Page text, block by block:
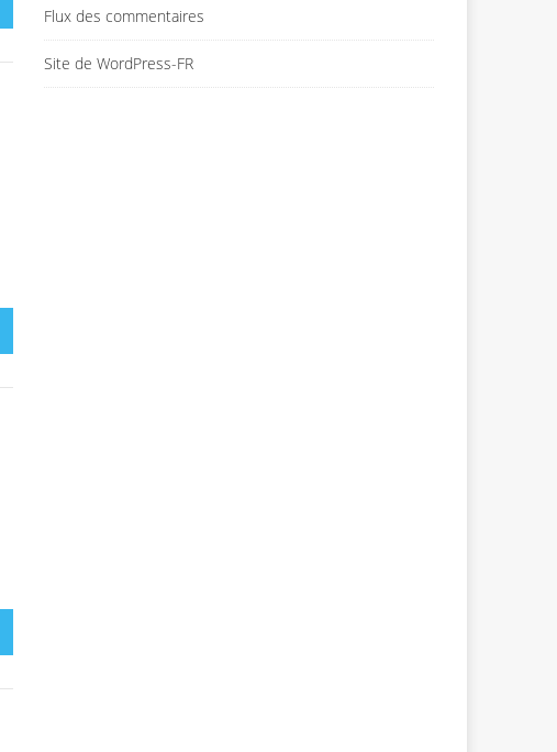
Flux des commentaires
Site de WordPress-FR